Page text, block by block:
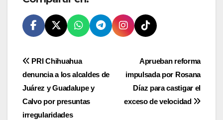
Navegación
de
entradas
Aprueban reforma
impulsada por Rosana
Díaz para castigar el
exceso de velocidad
PRI Chihuahua
denuncia a los alcaldes de
Juárez y Guadalupe y
Calvo por presuntas
irregularidades